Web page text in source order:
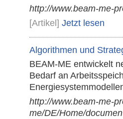
http://www.beam-me-
[Artikel] Jetzt lesen
Algorithmen und
BEAM-ME entwickelt
Bedarf an
http://www.beam-me-
me/DE/Home/